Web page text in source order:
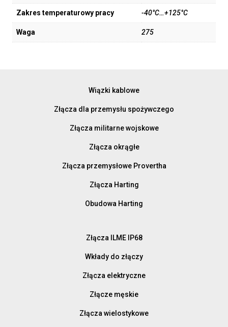
Zakres temperaturowy pracy -40°C…+125°C
Waga 275
Wiązki kablowe
Złącza dla przemysłu spożywczego
Złącza militarne wojskowe
Złącza okrągłe
Złącza przemysłowe Provertha
Złącza Harting
Obudowa Harting
Złącza ILME IP68
Wkłady do złączy
Złącza elektryczne
Złącze męskie
Złącza wielostykowe